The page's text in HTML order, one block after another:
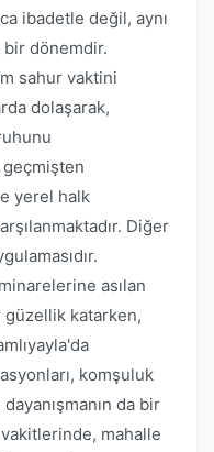
ibadetle değil, aynı
dönemdir.
sahur vaktini
dolaşarak,
yerel halk
Diğer
asılan
güzellik katarken,
komşuluk
da bir
mahalle